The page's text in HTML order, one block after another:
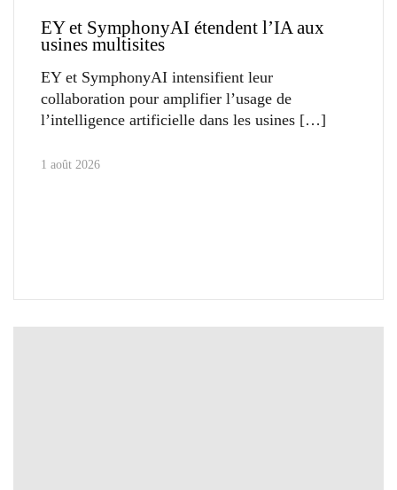
EY et SymphonyAI étendent l’IA aux
usines multisites
EY et SymphonyAI intensifient leur
collaboration pour amplifier l’usage de
l’intelligence artificielle dans les usines
1 août 2026